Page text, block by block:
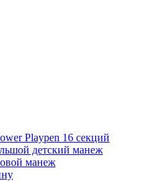
Playpen 16 секций
детский манеж
манеж